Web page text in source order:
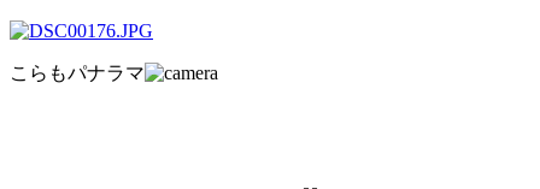
こらもパナラマ